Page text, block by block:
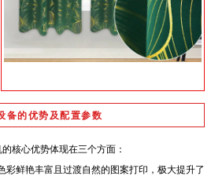
备的优势及配置参数
核心优势体现在三个方面：
彩鲜艳丰富且过渡自然的图案打印，极大提升了